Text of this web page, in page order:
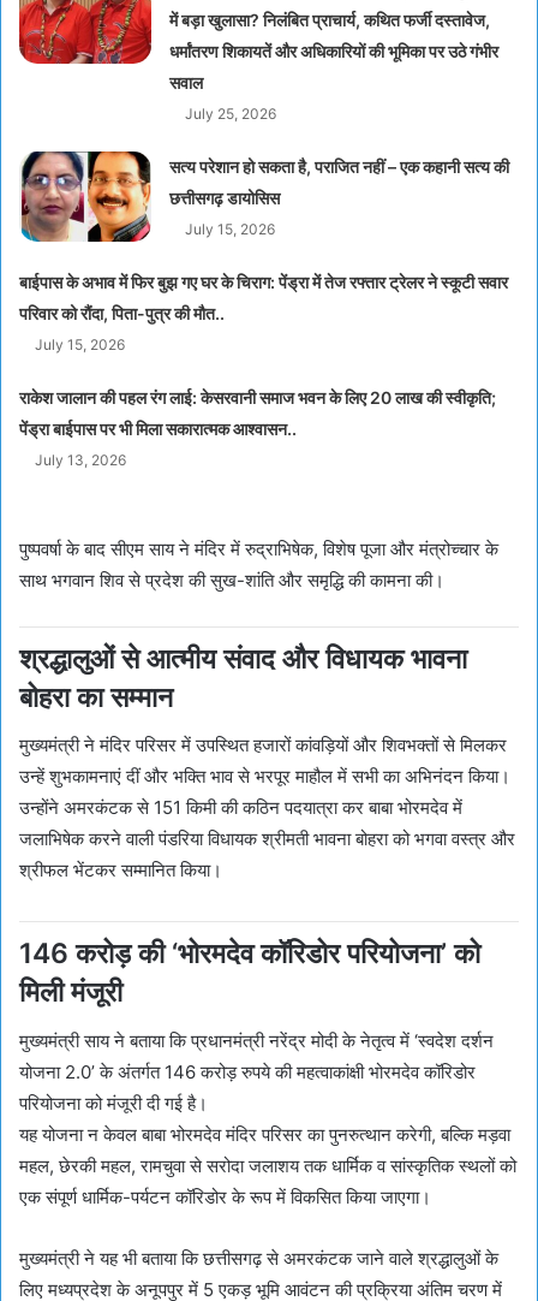
में बड़ा खुलासा? निलंबित प्राचार्य, कथित फर्जी दस्तावेज,
धर्मांतरण शिकायतें और अधिकारियों की भूमिका पर उठे गंभीर
सवाल
July 25, 2026
सत्य परेशान हो सकता है, पराजित नहीं – एक कहानी सत्य की
छत्तीसगढ़ डायोसिस
July 15, 2026
बाईपास के अभाव में फिर बुझ गए घर के चिराग: पेंड्रा में तेज रफ्तार ट्रेलर ने स्कूटी सवार
परिवार को रौंदा, पिता-पुत्र की मौत..
July 15, 2026
राकेश जालान की पहल रंग लाई: केसरवानी समाज भवन के लिए 20 लाख की स्वीकृति;
पेंड्रा बाईपास पर भी मिला सकारात्मक आश्वासन..
July 13, 2026
पुष्पवर्षा के बाद सीएम साय ने मंदिर में रुद्राभिषेक, विशेष पूजा और मंत्रोच्चार के
साथ भगवान शिव से प्रदेश की सुख-शांति और समृद्धि की कामना की।
श्रद्धालुओं से आत्मीय संवाद और विधायक भावना
बोहरा का सम्मान
मुख्यमंत्री ने मंदिर परिसर में उपस्थित हजारों कांवड़ियों और शिवभक्तों से मिलकर
उन्हें शुभकामनाएं दीं और भक्ति भाव से भरपूर माहौल में सभी का अभिनंदन किया।
उन्होंने अमरकंटक से 151 किमी की कठिन पदयात्रा कर बाबा भोरमदेव में
जलाभिषेक करने वाली पंडरिया विधायक श्रीमती भावना बोहरा को भगवा वस्त्र और
श्रीफल भेंटकर सम्मानित किया।
146 करोड़ की ‘भोरमदेव कॉरिडोर परियोजना’ को
मिली मंजूरी
मुख्यमंत्री साय ने बताया कि प्रधानमंत्री नरेंद्र मोदी के नेतृत्व में ‘स्वदेश दर्शन
योजना 2.0’ के अंतर्गत 146 करोड़ रुपये की महत्वाकांक्षी भोरमदेव कॉरिडोर
परियोजना को मंजूरी दी गई है।
यह योजना न केवल बाबा भोरमदेव मंदिर परिसर का पुनरुत्थान करेगी, बल्कि मड़वा
महल, छेरकी महल, रामचुवा से सरोदा जलाशय तक धार्मिक व सांस्कृतिक स्थलों को
एक संपूर्ण धार्मिक-पर्यटन कॉरिडोर के रूप में विकसित किया जाएगा।
मुख्यमंत्री ने यह भी बताया कि छत्तीसगढ़ से अमरकंटक जाने वाले श्रद्धालुओं के
लिए मध्यप्रदेश के अनूपपुर में 5 एकड़ भूमि आवंटन की प्रक्रिया अंतिम चरण में